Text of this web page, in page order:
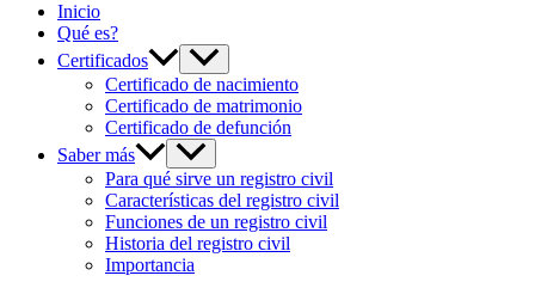
Inicio
Qué es?
Certificados
Certificado de nacimiento
Certificado de matrimonio
Certificado de defunción
Saber más
Para qué sirve un registro civil
Características del registro civil
Funciones de un registro civil
Historia del registro civil
Importancia